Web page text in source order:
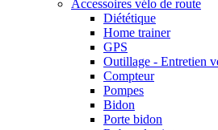
Accessoires vélo de route
Diététique
Home trainer
GPS
Outillage - Entretien
Compteur
Pompes
Bidon
Porte bidon